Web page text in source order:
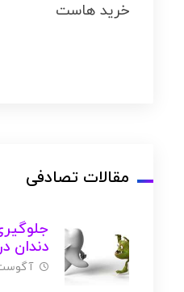
خرید هاست
مقالات تصادفی
عکس )
آگوست 29,